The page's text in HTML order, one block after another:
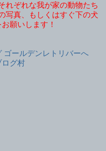
れぞれな我が家の動物たち
写真、もしくはすぐ下の犬
願いします！
ログ村